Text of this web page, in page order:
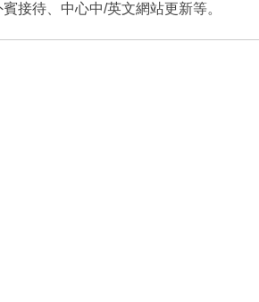
接待、中心中/英文網站更新等。​